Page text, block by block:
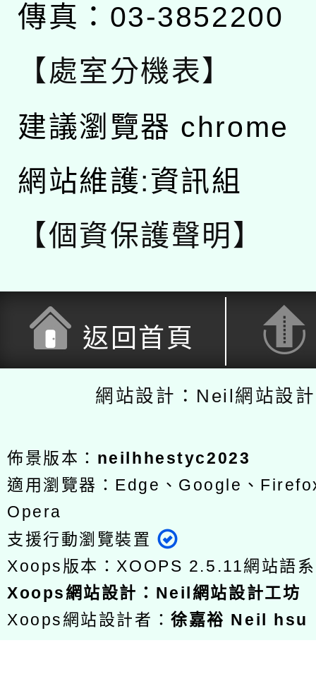
傳真：03-3852200
【處室分機表】
建議瀏覽器 chrome
網站維護:資訊組
【個資保護聲明】
返回首頁
網站設計：Neil網站設
佈景版本： neilhhestyc2023
適用瀏覽器：Edge、Google、
Opera
支援行動瀏覽裝置
Xoops版本：XOOPS 2.5.11網站語
Xoops網站設計 ： Neil網站設計工坊
Xoops網站設計者：徐嘉裕 Neil hsu